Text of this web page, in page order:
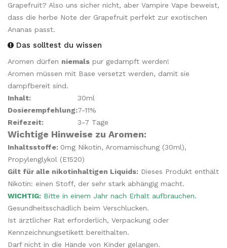
Grapefruit? Also uns sicher nicht, aber Vampire Vape beweist,
dass die herbe Note der Grapefruit perfekt zur exotischen
Ananas passt.
Das solltest du wissen
Aromen dürfen niemals pur gedampft werden!
Aromen müssen mit Base versetzt werden, damit sie
dampfbereit sind.
Inhalt:
30ml
Dosierempfehlung:7-11%
Reifezeit:
3-7 Tage
Wichtige Hinweise zu Aromen:
Inhaltsstoffe: 0mg Nikotin, Aromamischung (30ml),
Propylenglykol (E1520)
Gilt für alle nikotinhaltigen Liquids: Dieses Produkt enthält
Nikotin: einen Stoff, der sehr stark abhängig macht.
WICHTIG: Bitte in einem Jahr nach Erhalt aufbrauchen.
Gesundheitsschädlich beim Verschlucken.
Ist ärztlicher Rat erforderlich, Verpackung oder
Kennzeichnungsetikett bereithalten.
Darf nicht in die Hände von Kinder gelangen.